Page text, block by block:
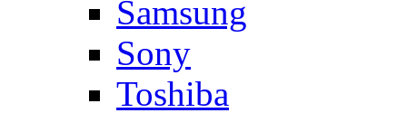
Samsung
Sony
Toshiba